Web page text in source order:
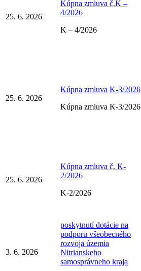
25. 6. 2026
Kúpna zmluva č.K –
4/2026
K – 4/2026
25. 6. 2026
Kúpna zmluva K-3/2026
Kúpna zmluva K-3/2026
25. 6. 2026
Kúpna zmluva č. K-
2/2026
K-2/2026
3. 6. 2026
poskytnutí dotácie na
podporu všeobecného
rozvoja územia
Nitrianskeho
samosprávneho kraja